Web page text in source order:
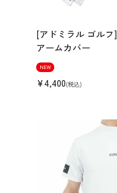
[アドミラル ゴルフ]
アームカバー
NEW
¥4,400 税込